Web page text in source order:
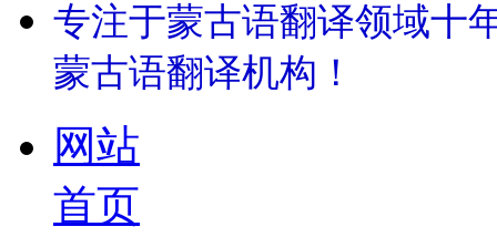
专注于蒙古语翻译领域十
蒙古语翻译机构！
网站
首页